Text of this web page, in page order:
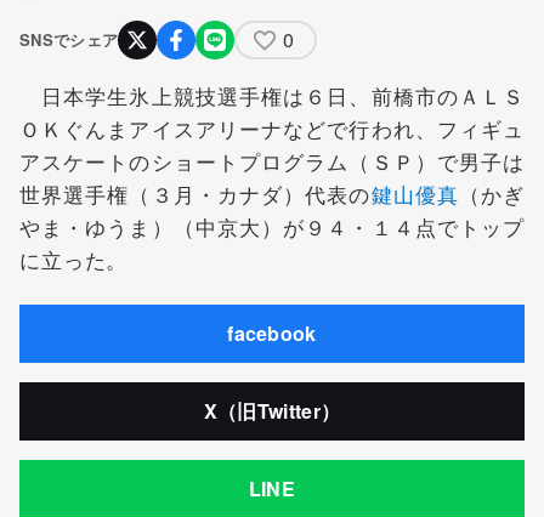
SNSでシェア 0
日本学生氷上競技選手権は６日、前橋市のＡＬＳ
ＯＫぐんまアイスアリーナなどで行われ、フィギュ
アスケートのショートプログラム（ＳＰ）で男子は
世界選手権（３月・カナダ）代表の鍵山優真 （かぎ
やま・ゆうま）（中京大）が９４・１４点でトップ
に立った。
facebook
X（旧Twitter）
LINE